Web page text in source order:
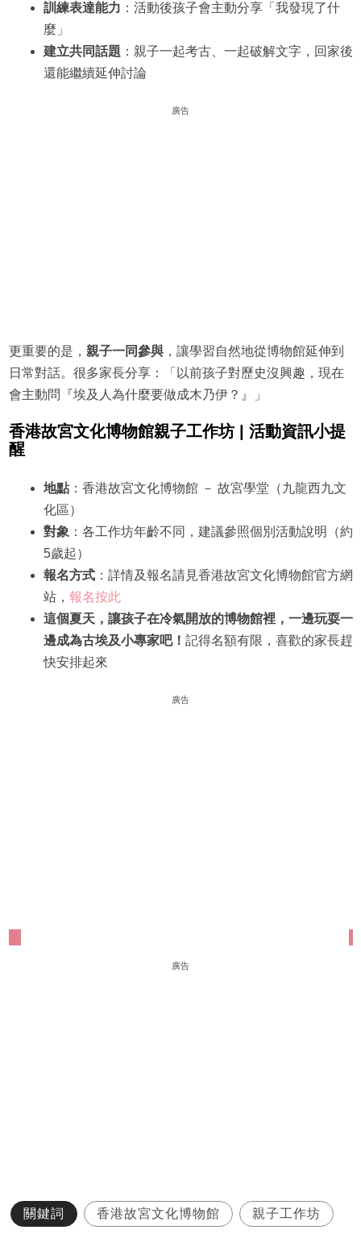
訓練表達能力 ：活動後孩子會主動分享「我發現了什
麼」
建立共同話題 ：親子一起考古、一起破解文字，回家後
還能繼續延伸討論
廣告
更重要的是， 親子一同參與，讓學習自然地從博物館延伸到
日常對話。很多家長分享：「以前孩子對歷史沒興趣，現在
會主動問『埃及人為什麼要做成木乃伊？』」
香港故宮文化博物館親子工作坊 | 活動資訊小提
醒
地點：香港故宮文化博物館 － 故宮學堂（九龍西九文
化區）
對象 ：各工作坊年齡不同，建議參照個別活動說明（約
5歲起）
報名方式：詳情及報名請見香港故宮文化博物館官方網
站， 報名按此
這個夏天，讓孩子在冷氣開放的博物館裡，一邊玩耍一
邊成為古埃及小專家吧！ 記得名額有限，喜歡的家長趕
快安排起來
廣告
廣告
關鍵詞 香港故宮文化博物館 親子工作坊